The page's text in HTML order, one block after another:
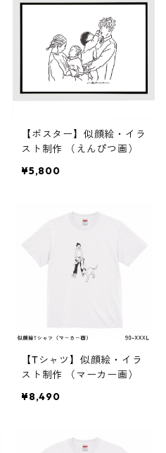
【ポスター】似顔絵・イラ
スト制作 （えんぴつ画）
¥5,800
【Tシャツ】似顔絵・イラ
スト制作 （マーカー画）
¥8,490